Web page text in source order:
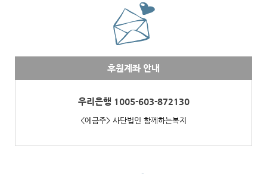
후원계좌 안내
우리은행 1005-603-872130
<예금주> 사단법인 함께하는복지